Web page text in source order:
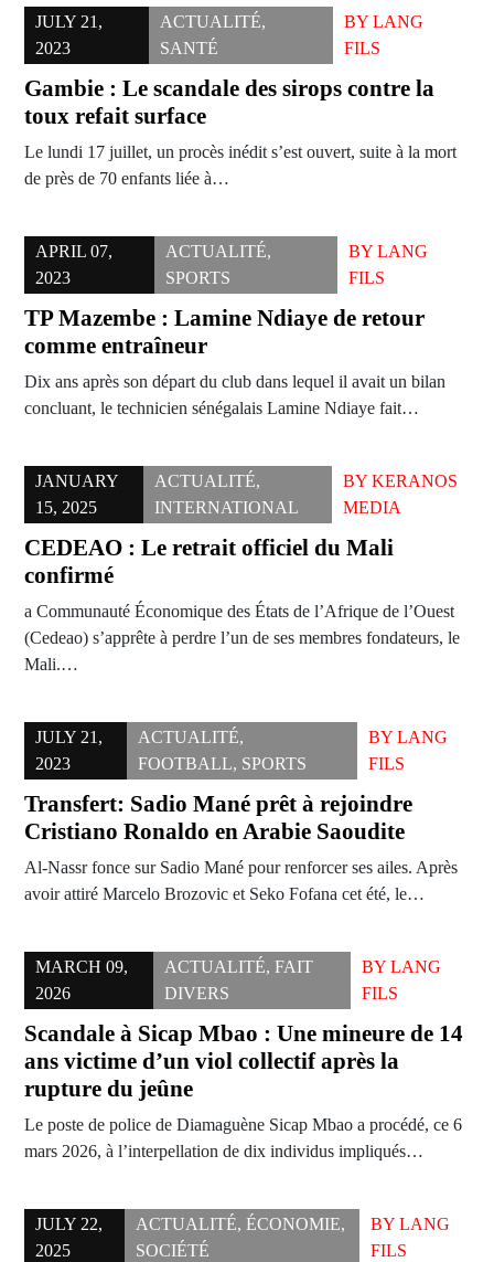
JULY 21,
2023
ACTUALITÉ,
SANTÉ
BY LANG
FILS
Gambie : Le scandale des sirops contre la
toux refait surface
Le lundi 17 juillet, un procès inédit s’est ouvert, suite à la mort
de près de 70 enfants liée à…
APRIL 07,
2023
ACTUALITÉ,
SPORTS
BY LANG
FILS
TP Mazembe : Lamine Ndiaye de retour
comme entraîneur
Dix ans après son départ du club dans lequel il avait un bilan
concluant, le technicien sénégalais Lamine Ndiaye fait…
JANUARY
15, 2025
ACTUALITÉ,
INTERNATIONAL
BY KERANOS
MEDIA
CEDEAO : Le retrait officiel du Mali
confirmé
a Communauté Économique des États de l’Afrique de l’Ouest
(Cedeao) s’apprête à perdre l’un de ses membres fondateurs, le
Mali.…
JULY 21,
2023
ACTUALITÉ,
FOOTBALL, SPORTS
BYLANG
FILS
Transfert: Sadio Mané prêt à rejoindre
Cristiano Ronaldo en Arabie Saoudite
Al-Nassr fonce sur Sadio Mané pour renforcer ses ailes. Après
avoir attiré Marcelo Brozovic et Seko Fofana cet été, le…
MARCH 09,
2026
ACTUALITÉ, FAIT
DIVERS
BYLANG
FILS
Scandale à Sicap Mbao : Une mineure de 14
ans victime d’un viol collectif après la
rupture du jeûne
Le poste de police de Diamaguène Sicap Mbao a procédé, ce 6
mars 2026, à l’interpellation de dix individus impliqués…
JULY 22,
2025
ACTUALITÉ,ÉCONOMIE,
SOCIÉTÉ
BY LANG
FILS